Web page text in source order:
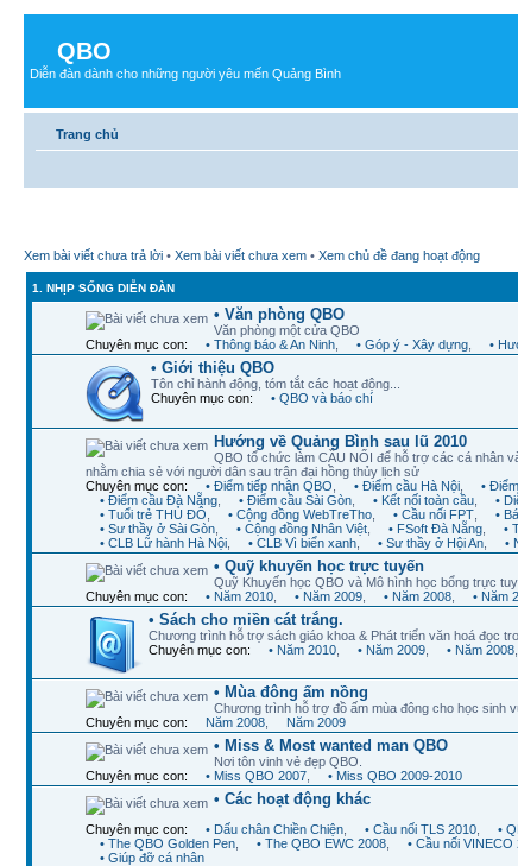
QBO
Diễn đàn dành cho những người yêu mến Quảng Bình
Trang chủ
Xem bài viết chưa trả lời • Xem bài viết chưa xem • Xem chủ đề đang hoạt động
1. NHỊP SỐNG DIỄN ĐÀN
• Văn phòng QBO
Văn phòng một cửa QBO
Chuyên mục con:
• Thông báo & An Ninh • Góp ý - Xây dựng •
• Giới thiệu QBO
Tôn chỉ hành động, tóm tắt các hoạt động...
Chuyên mục con:
• QBO và báo chí
Hướng về Quảng Bình sau lũ 2010
QBO tổ chức làm CẦU NỐI để hỗ trợ các cá nhân
nhằm chia sẻ với người dân sau trận đại hồng thủy lịch sử
Chuyên mục con:
• Điểm tiếp nhận QBO • Điểm cầu Hà Nội •
• Điểm cầu Đà Nẵng
• Điểm cầu Sài Gòn • Kết nối toàn cầu •
• Tuổi trẻ THỦ ĐÔ
• Cộng đồng WebTreTho • Cầu nối FPT •
• Sư thầy ở Sài Gòn
• Cộng đồng Nhân Việt • FSoft Đà Nẵng •
• CLB Lữ hành Hà Nội
• CLB Vì biển xanh • Sư thầy ở Hội An •
• Quỹ khuyến học trực tuyến
Quỹ Khuyến học QBO và Mô hình học bổng trực
Chuyên mục con:
• Năm 2010 • Năm 2009 • Năm 2008 • Năm
• Sách cho miền cát trắng.
Chương trình hỗ trợ sách giáo khoa & Phát triển văn hoá đọc
Chuyên mục con:
• Năm 2010 • Năm 2009 • Năm 2008
• Mùa đông ấm nồng
Chương trình hỗ trợ đồ ấm mùa đông cho học sinh
Chuyên mục con:
Năm 2008 Năm 2009
• Miss & Most wanted man QBO
Nơi tôn vinh vẻ đẹp QBO.
Chuyên mục con:
• Miss QBO 2007 • Miss QBO 2009-2010
• Các hoạt động khác
Chuyên mục con: • Dấu chân Chiền Chiện • Cầu nối TLS 2010 •
• The QBO Golden Pen
• The QBO EWC 2008 • Cầu nối VINECO
• Giúp đỡ cá nhân